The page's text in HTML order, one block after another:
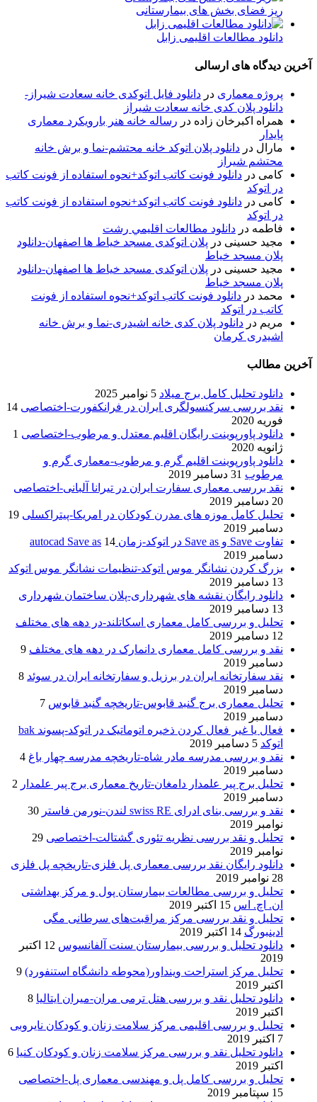
ریز فضای بخش های بیمارستانی
دانلود مطالعات اقلیمی زابل
آخرین دیدگاه های ارسالی
پروژه معماری در دانلود فایل اتوکدی خانه سعادت شیراز-
دانلود پلان کدی خانه سعادت شیراز
همراه اکبرخان زاده در رساله خانه هنر بارویکرد معماری
پایدار
مارال در دانلود پلان اتوکد خانه محتشم-نما و برش خانه
محتشم شیراز
کامی در دانلود فونت کاتب اتوکد+نحوه استفاده از فونت کاتب
در اتوکد
کامی در دانلود فونت کاتب اتوکد+نحوه استفاده از فونت کاتب
در اتوکد
فاطمه در دانلود مطالعات اقليمي رشت
مجید حسینی در پلان اتوکدی مسجد خیاط ها اصفهان-دانلود
پلان مسجد خیاط
مجید حسینی در پلان اتوکدی مسجد خیاط ها اصفهان-دانلود
پلان مسجد خیاط
محمد در دانلود فونت کاتب اتوکد+نحوه استفاده از فونت
کاتب در اتوکد
مریم در دانلود پلان کدی خانه اشیدری-نما و برش خانه
اشیدری کرمان
آخرین مطالب
دانلود تحلیل کامل برج میلاد 5 نوامبر 2025
نقد بررسی سرکنسولگری ایران در فرانکفورت-اختصاصی 14
فوریه 2020
دانلود پاورپوینت رایگان اقلیم معتدل و مرطوب-اختصاصی 1
ژانویه 2020
دانلود پاورپوینت اقلیم گرم و مرطوب-معماری گرم و
مرطوب 31 دسامبر 2019
نقد بررسی معماری سفارت ایران در تیرانا آلبانی-اختصاصی
20 دسامبر 2019
تحلیل کامل موزه های مدرن کودکان در امریکا-پیتراکسلی 19
دسامبر 2019
تفاوت Save و Save as در اتوکد-زمان autocad Save as
14
دسامبر 2019
بزرگ کردن نشانگر موس اتوکد-تنظیمات نشانگر موس اتوکد
13 دسامبر 2019
دانلود رایگان نقشه های شهرداری-پلان ساختمان شهرداری
13 دسامبر 2019
تحلیل و بررسی کامل معماری اسکاتلند-در دهه های مختلف
12 دسامبر 2019
نقد و بررسی کامل معماری دانمارک در دهه های مختلف 9
دسامبر 2019
نقد سفارتخانه ایران در برزیل و سفارتخانه ایران در سوئد 8
دسامبر 2019
تحلیل معماری برج گنبد قابوس-تاریخچه گنبد قابوس 7
دسامبر 2019
فعال یا غیر فعال کردن ذخیره اتوماتیک در اتوکد-پسوند bak
اتوکد 5 دسامبر 2019
نقد و بررسی مدرسه مادر شاه-تاریخچه مدرسه چهار باغ 4
دسامبر 2019
تحلیل برج پیر علمدار دامغان-تاریخ معماری برج پیر علمدار 2
دسامبر 2019
نقد و بررسی بنای ادرای swiss RE لندن-نورمن فاستر
30
نوامبر 2019
تحلیل و نقد بررسی نظریه تئوری گشتالت-اختصاصی 29
نوامبر 2019
دانلود رایگان نقد بررسی معماری پل فلزی-تاریخچه پل فلزی
28 نوامبر 2019
تحلیل و بررسی مطالعات بیمارستان پول و مرکز بهداشتی
ان. اچ. اس 15 اکتبر 2019
تحلیل و نقد بررسی مرکز مراقبت‌های سرطانی مگی
ادینبورگ 14 اکتبر 2019
دانلود تحلیل و بررسی بیمارستان سنت آلفانسوس
12 اکتبر
2019
تحلیل مرکز استراحت وینداور(محوطه دانشگاه استنفورد) 9
اکتبر 2019
دانلود تحلیل نقد و بررسی هتل ترمی مران-میران ایتالیا 8
اکتبر 2019
تحلیل و بررسی اقلیمی مرکز سلامت زنان و کودکان نایروبی
7 اکتبر 2019
دانلود تحلیل نقد و بررسی مرکز سلامت زنان و کودکان کنیا 6
اکتبر 2019
تحلیل و بررسی کامل پل و مهندسی معماری پل-اختصاصی
15 سپتامبر 2019